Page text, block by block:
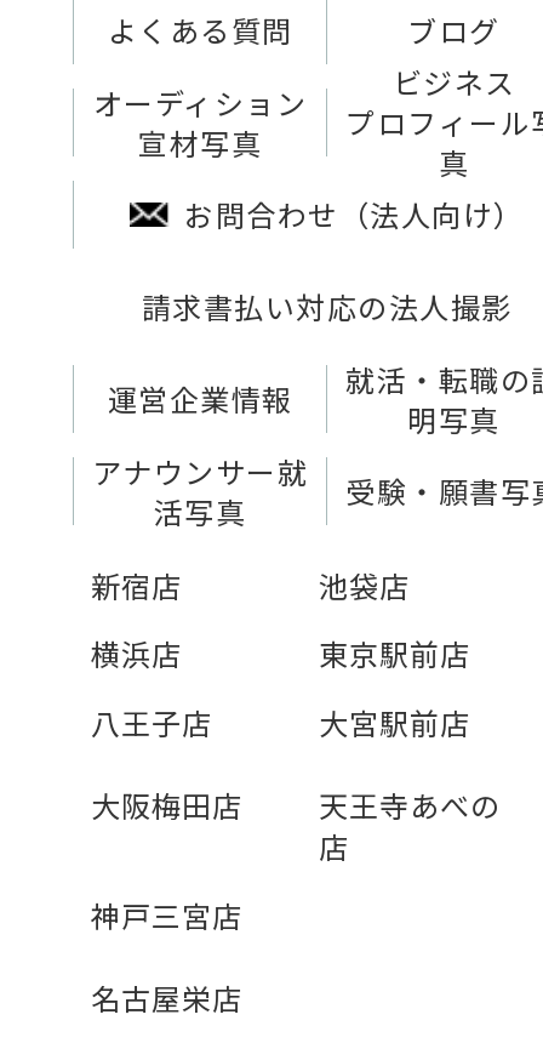
よくある質問
ブログ
オーディション
宣材写真
ビジネス
プロフィール
真
お問合わせ（法人向け）
請求書払い対応の法人撮影
運営企業情報
就活・転職の
明写真
アナウンサー就
活写真
受験・願書写
新宿店
池袋店
横浜店
東京駅前店
八王子店
大宮駅前店
大阪梅田店
天王寺あべの
店
神戸三宮店
名古屋栄店